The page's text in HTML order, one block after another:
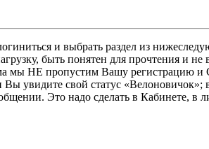
и выбрать раздел из
быть понятен для прочтения и
мы НЕ пропустим Вашу регистрацию и
увидите свой статус
Это надо сделать в Кабинете,